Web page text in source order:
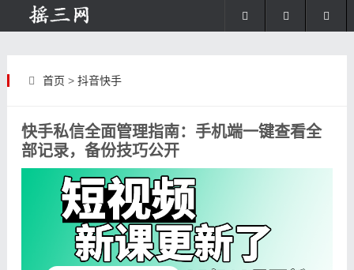
首页 > 抖音快手
快手私信全面管理指南：手机端一键查看全
部记录，备份技巧公开